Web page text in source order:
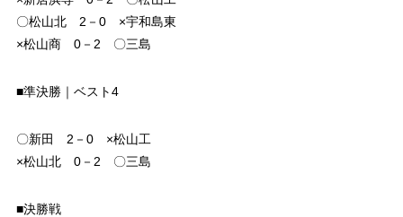
〇松山北 2－0 ×宇和島東
×松山商 0－2 〇三島
■準決勝｜ベスト4
〇新田 2－0 ×松山工
×松山北 0－2 〇三島
■決勝戦